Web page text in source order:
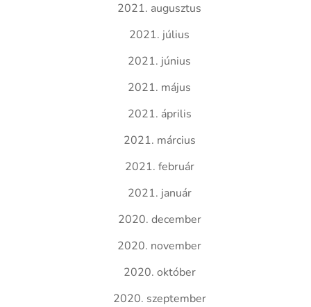
2021. augusztus
2021. július
2021. június
2021. május
2021. április
2021. március
2021. február
2021. január
2020. december
2020. november
2020. október
2020. szeptember